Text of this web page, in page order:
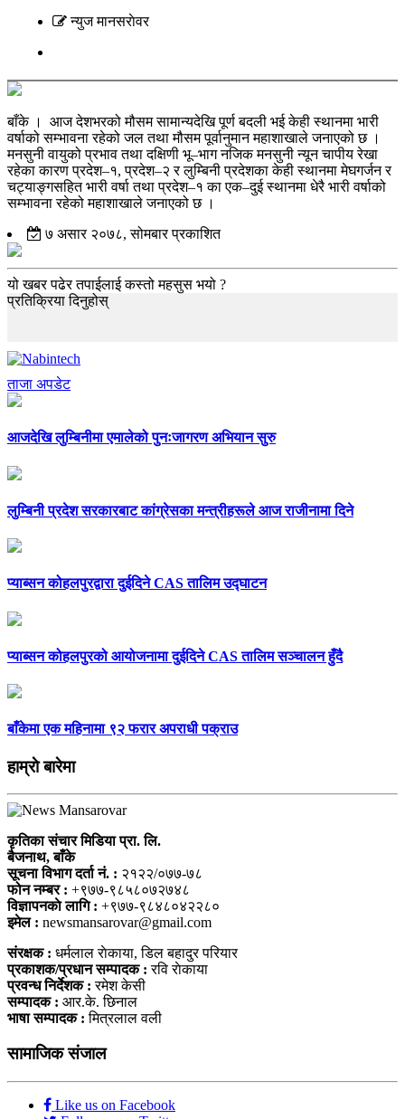
न्युज मानसराेवर
बाँके । आज देशभरको मौसम सामान्यदेखि पूर्ण बदली भई केही स्थानमा भारी
वर्षाको सम्भावना रहेको जल तथा मौसम पूर्वानुमान महाशाखाले जनाएको छ ।
मनसुनी वायुको प्रभाव तथा दक्षिणी भू–भाग नजिक मनसुनी न्यून चापीय रेखा
रहेका कारण प्रदेश–१, प्रदेश–२ र लुम्बिनी प्रदेशका केही स्थानमा मेघगर्जन र
चट्याङ्गसहित भारी वर्षा तथा प्रदेश–१ का एक–दुई स्थानमा धेरै भारी वर्षाको
सम्भावना रहेको महाशाखाले जनाएको छ ।
७ असार २०७८, सोमबार प्रकाशित
यो खबर पढेर तपाईलाई कस्तो महसुस भयो ?
प्रतिक्रिया दिनुहोस्
ताजा अपडेट
आजदेखि लुम्बिनीमा एमालेको पुनःजागरण अभियान सुरु
लुम्बिनी प्रदेश सरकारबाट कांग्रेसका मन्त्रीहरूले आज राजीनामा दिने
प्याब्सन कोहलपुरद्वारा दुईदिने CAS तालिम उद्घाटन
प्याब्सन कोहलपुरको आयोजनामा दुईदिने CAS तालिम सञ्चालन हुँदै
बाँकेमा एक महिनामा ९२ फरार अपराधी पक्राउ
हाम्राे बारेमा
कृतिका संचार मिडिया प्रा. लि.
बैजनाथ, बाँके
सूचना विभाग दर्ता नं. : २१२२/०७७-७८
फोन नम्बर : +९७७-९८५८०७२७४८
विज्ञापनकाे लागि : +९७७-९८४८०४२२८०
इमेल : newsmansarovar@gmail.com
संरक्षक : धर्मलाल राेकाया, डिल बहादुर परियार
प्रकाशक/प्रधान सम्पादक : रवि राेकाया
प्रवन्ध निर्देशक : रमेश केसी
सम्पादक : आर.के. छिनाल
भाषा सम्पादक : मित्रलाल वली
सामाजिक संजाल
Like us on Facebook